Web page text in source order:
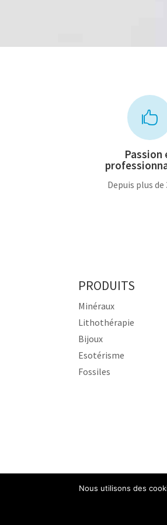

Passion
Depuis plus de
PRODUITS
Minéraux
Lithothérapie
Bijoux
Esotérisme
Fossiles
Nous utilisons des